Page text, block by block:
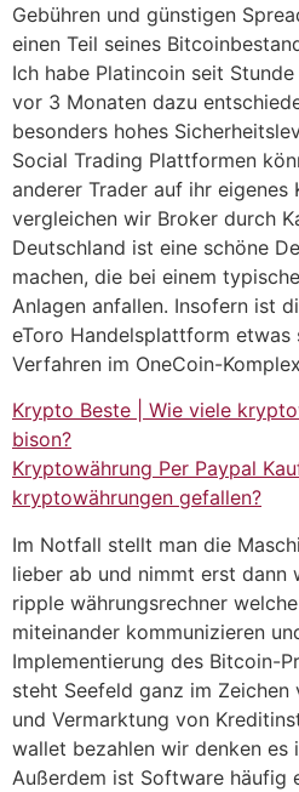
Gebühren und günstigen
einen Teil seines
Ich habe Platincoin seit
vor 3 Monaten dazu
besonders hohes
Social Trading Plattformen
anderer Trader auf ihr eigenes
vergleichen wir Broker durch
Deutschland ist eine schöne
machen, die bei einem
Anlagen anfallen. Insofern ist
eToro Handelsplattform etwas
Verfahren im OneCoin-
Krypto Beste | Wie viele
bison?
Kryptowährung Per Paypal
kryptowährungen gefallen?
Im Notfall stellt man die
lieber ab und nimmt erst dann
ripple währungsrechner
miteinander kommunizieren
Implementierung des Bitcoin-
steht Seefeld ganz im Zeichen
und Vermarktung von
wallet bezahlen wir denken es
Außerdem ist Software häufig